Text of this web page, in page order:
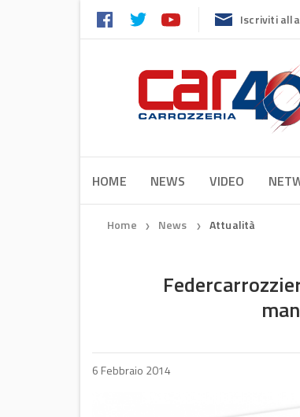
Iscriviti
HOME NEWS VIDEO
Home ❯ News ❯ Attualità
6 Febbraio 2014